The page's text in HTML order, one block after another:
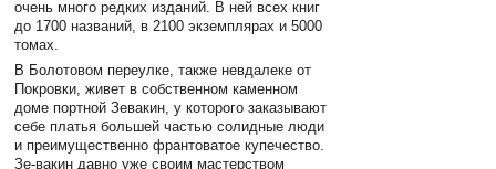
очень много редких изданий. В ней всех книг
до 1700 названий, в 2100 экземплярах и 5000
томах.
В Болотовом переулке, также невдалеке от
Покровки, живет в собственном каменном
доме портной Зевакин, у которого заказывают
себе платья большей частью солидные люди
и преимущественно франтоватое купечество.
Зе-вакин давно уже своим мастерством